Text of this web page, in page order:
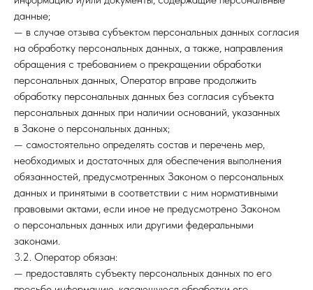
данные;
— в случае отзыва субъектом персональных данных согласия
на обработку персональных данных, а также, направления
обращения с требованием о прекращении обработки
персональных данных, Оператор вправе продолжить
обработку персональных данных без согласия субъекта
персональных данных при наличии оснований, указанных
в Законе о персональных данных;
— самостоятельно определять состав и перечень мер,
необходимых и достаточных для обеспечения выполнения
обязанностей, предусмотренных Законом о персональных
данных и принятыми в соответствии с ним нормативными
правовыми актами, если иное не предусмотрено Законом
о персональных данных или другими федеральными
законами.
3.2. Оператор обязан:
— предоставлять субъекту персональных данных по его